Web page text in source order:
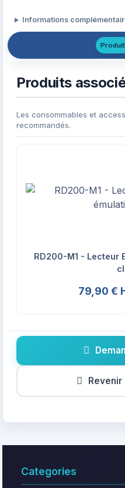
Informations
Produits
Les consommables et
recommandés.
RD200-M1 - Lecteur
79,90 €
Categories